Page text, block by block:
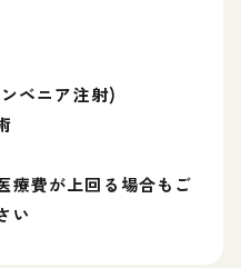
ベニア注射)
療費が上回る場合もご
い